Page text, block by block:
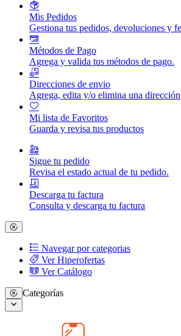
Mis Pedidos
Gestiona tus pedidos, devoluciones y
Métodos de Pago
Agrega y valida tus métodos de pago.
Direcciones de envio
Agrega, edita y/o elimina una dirección
Mi lista de Favoritos
Guarda y revisa tus productos
Sigue tu pedido
Revisa el estado actual de tu pedido.
Descarga tu factura
Consulta y descarga tu factura
Navegar por categorias
Ver Hiperofertas
Ver Catálogo
Categorías